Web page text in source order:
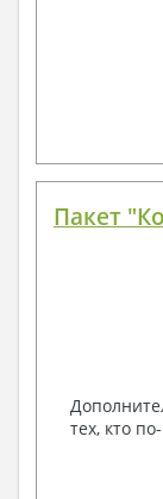
Пакет
тех, кто